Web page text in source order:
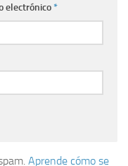
electrónico*
Aprende cómo se